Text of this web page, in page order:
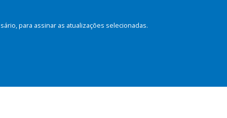
para assinar as atualizações selecionadas.